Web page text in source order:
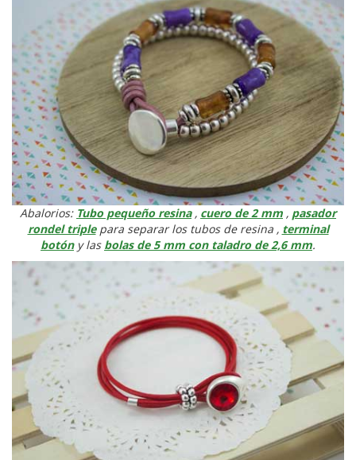
Abalorios: Tubo pequeño resina, cuero de 2 mm , pasador
rondel triplepara separar los tubos de resina , terminal
botóny las bolas de 5 mm con taladro de 2,6 mm.